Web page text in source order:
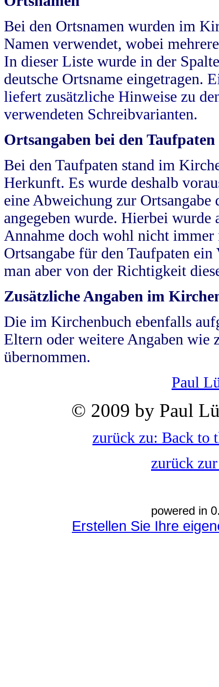
Bei den Ortsnamen wurden im
Namen verwendet, wobei
In dieser Liste wurde in der
deutsche Ortsname eingetragen.
liefert zusätzliche Hinweise zu
verwendeten Schreibvarianten.
Ortsangaben bei den Taufpaten
Bei den Taufpaten stand im
Herkunft. Es wurde deshalb
eine Abweichung zur
angegeben wurde. Hierbei wurde
Annahme doch wohl nicht
Ortsangabe für den Taufpaten
man aber von der Richtigkeit
Zusätzliche Angaben im
Die im Kirchenbuch ebenfalls
Eltern oder weitere Angaben wie
übernommen.
Paul
© 2009 by Paul
zurück zu: Back to
zurück
powered in
Erstellen Sie Ihre